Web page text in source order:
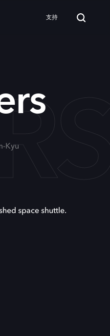
支持
Kyu
space shuttle.